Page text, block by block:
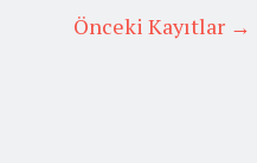
Önceki Kayıtlar →